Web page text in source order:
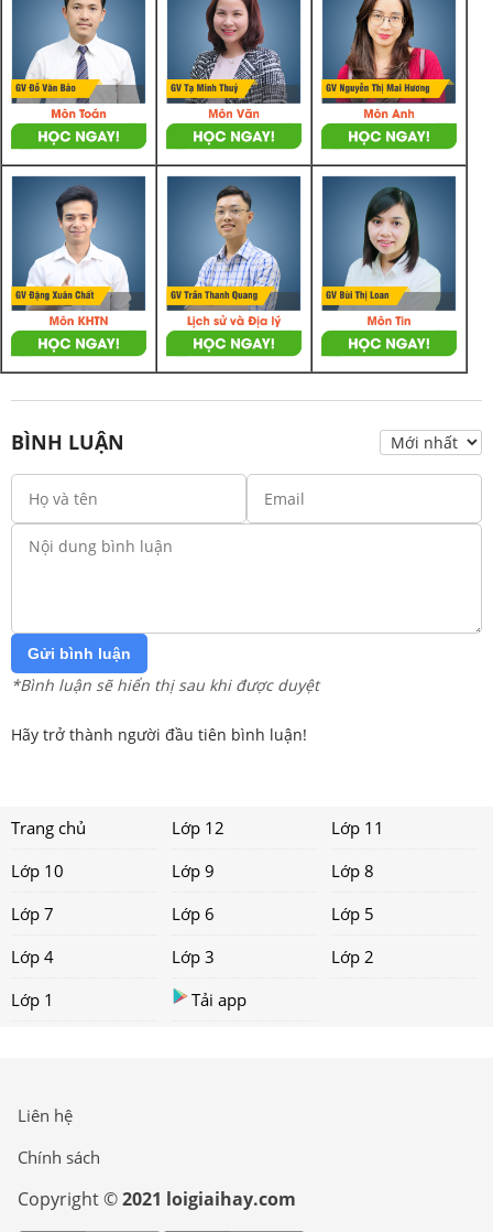
BÌNH LUẬN
Gửi bình luận
*Bình luận sẽ hiển thị sau khi được duyệt
Hãy trở thành người đầu tiên bình luận!
Trang chủ Lớp 12
Lớp 11
Lớp 10
Lớp 9
Lớp 8
Lớp 7
Lớp 6
Lớp 5
Lớp 4
Lớp 3
Lớp 2
Lớp 1
Tải app
Liên hệ
Chính sách
Copyright ©2021 loigiaihay.com